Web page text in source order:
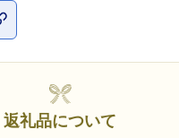
返礼品について